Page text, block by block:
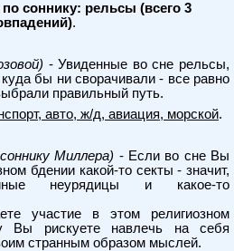
по соннику: рельсы (всего 3
.
- Увиденные во сне рельсы,
бы ни сворачивали - все равно
правильный путь.
авто, ж/д, авиация, морской.
Миллера) - Если во сне Вы
бдении какой-то секты - значит,
неурядицы и какое-то
участие в этом религиозном
Вы рискуете навлечь на себя
странным образом мыслей.